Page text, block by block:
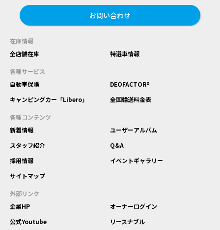
お問い合わせ
在庫情報
全店舗在庫
特選車情報
各種サービス
自動車保険
DEOFACTOR®
キャンピングカー「Libero」
全国輸送料金表
各種コンテンツ
新着情報
ユーザーアルバム
スタッフ紹介
Q&A
採用情報
イベントギャラリー
サイトマップ
外部リンク
企業HP
オーナーログイン
公式Youtube
リースナブル